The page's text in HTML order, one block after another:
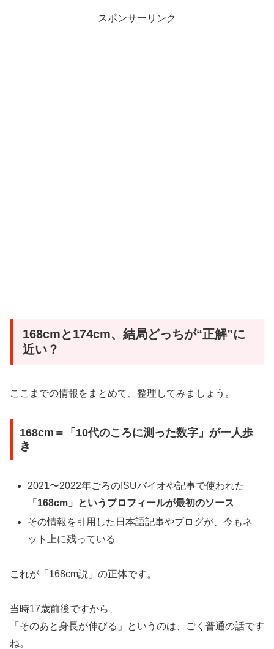
スポンサーリンク
168cmと174cm、結局どっちが“正解”に
近い？
ここまでの情報をまとめて、整理してみましょう。
168cm＝「10代のころに測った数字」が一人歩
き
2021〜2022年ごろのISUバイオや記事で使われた
「168cm」というプロフィールが最初のソース
その情報を引用した日本語記事やブログが、今もネ
ット上に残っている
これが「168cm説」の正体です。
当時17歳前後ですから、
「そのあと身長が伸びる」というのは、ごく普通の話です
ね。